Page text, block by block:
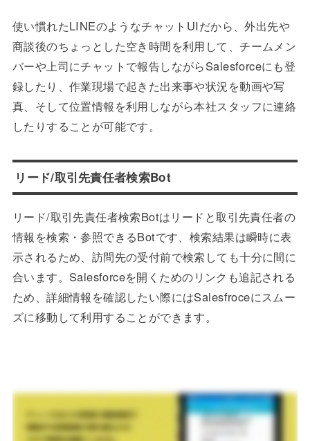
使い慣れたLINEのようなチャットUIだから、外出先や
商談後のちょっとした空き時間を利用して、チームメン
バーや上司にチャットで報告しながらSalesforceにも登
録したり、作業現場で起きた出来事や状況を動画や写
真、そして位置情報を利用しながら本社スタッフに連絡
したりすることが可能です。
リード/取引先責任者検索Bot
リード/取引先責任者検索Botはリードと取引先責任者の
情報を検索・参照できるBotです、検索結果は瞬時に表
示されるため、訪問先の受付前で検索しても十分に間に
合います。Salesforceを開くためのリンクも追記される
ため、詳細情報を確認したい際にはSalesfroceにスムー
ズに移動して利用することができます。